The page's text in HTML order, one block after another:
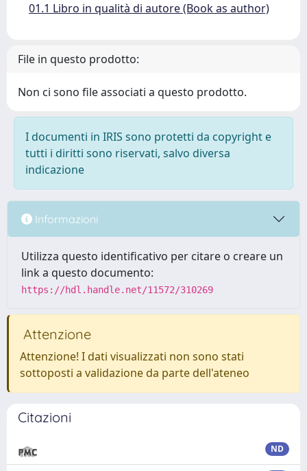
01.1 Libro in qualità di autore (Book as author)
File in questo prodotto:
Non ci sono file associati a questo prodotto.
I documenti in IRIS sono protetti da copyright e
tutti i diritti sono riservati, salvo diversa
indicazione
Informazioni
Utilizza questo identificativo per citare o creare un
link a questo documento:
https://hdl.handle.net/11572/310269
Attenzione
Attenzione! I dati visualizzati non sono stati
sottoposti a validazione da parte dell'ateneo
Citazioni
ND